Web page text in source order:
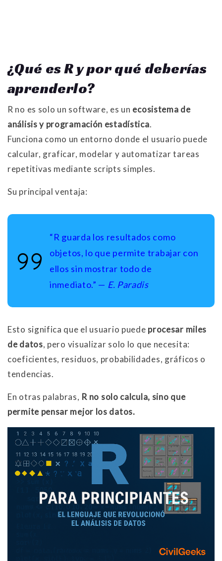
¿Qué es R y por qué deberías
aprenderlo?
R no es solo un software, es un ecosistema de
análisis y programación estadística.
Funciona como un entorno donde el usuario puede
calcular, graficar, modelar y automatizar tareas
repetitivas mediante scripts simples.
Su principal ventaja:
“R guarda los resultados como
objetos, lo que permite trabajar con
ellos sin mostrar todo de
inmediato.” — E. Paradis
Esto significa que el usuario puede procesar miles
de datos, pero visualizar solo lo que necesita:
coeficientes, residuos, probabilidades, gráficos o
tendencias.
En otras palabras, R no solo calcula, sino que
permite pensar mejor los datos.